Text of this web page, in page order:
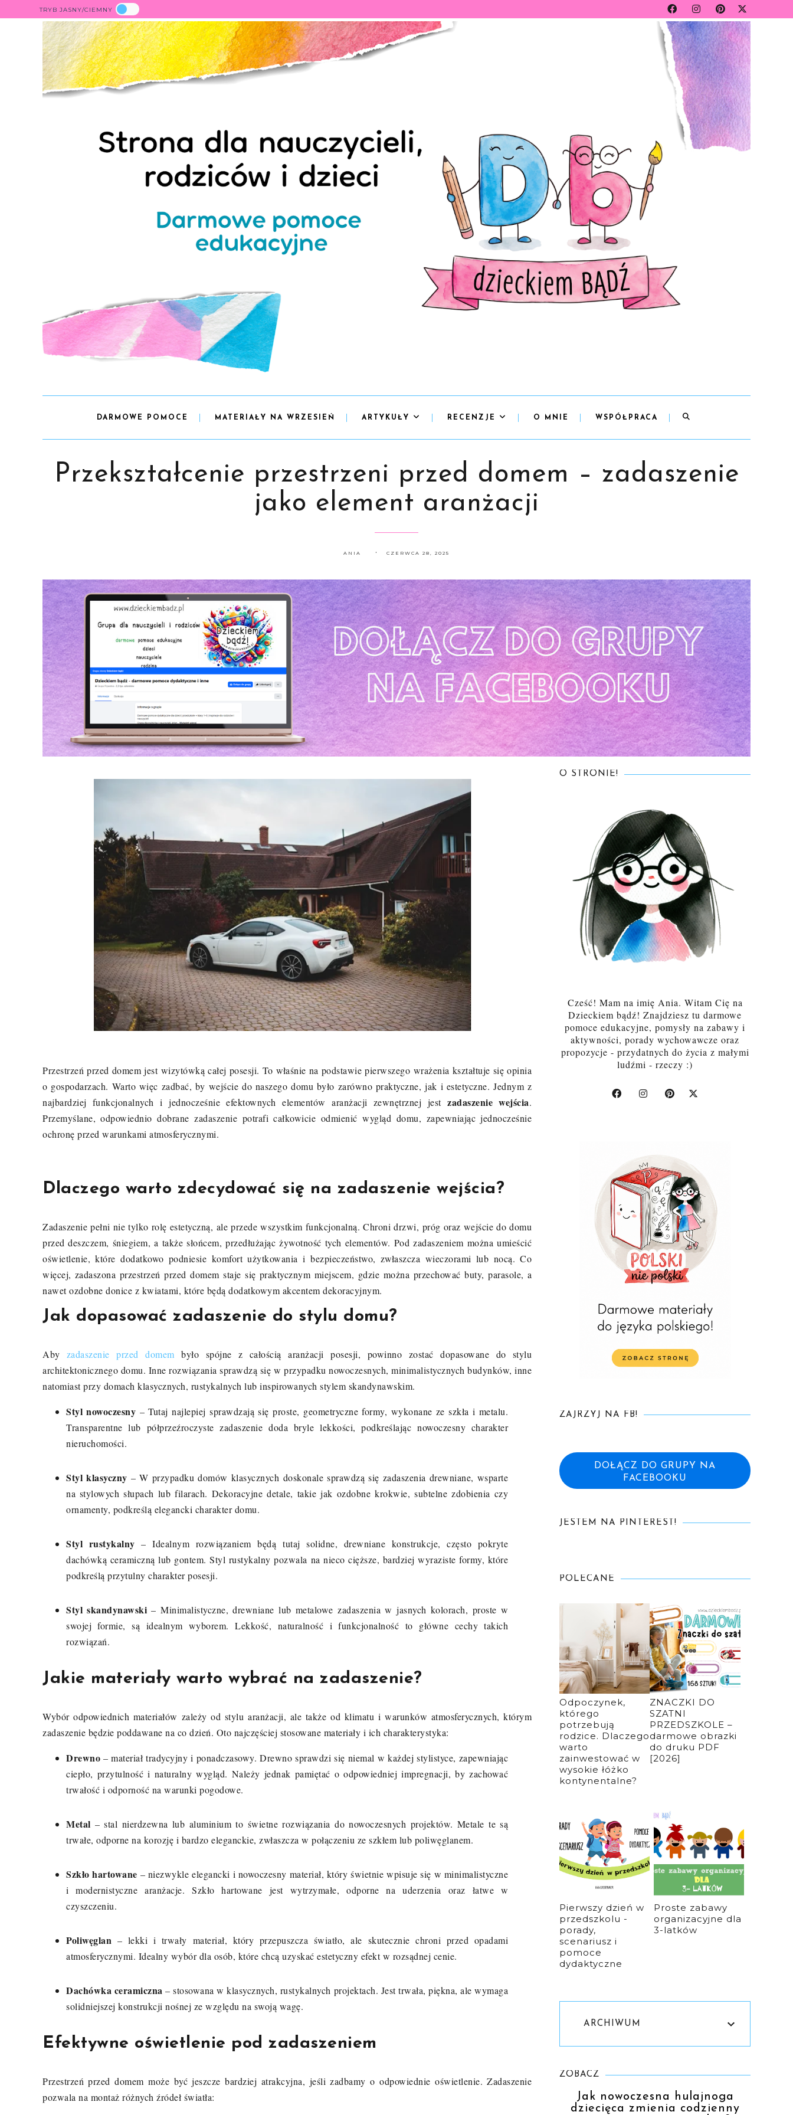
TRYB JASNY/CIEMNY
DARMOWE POMOCE MATERIAŁY NA WRZESIEŃ ARTYKUŁY RECENZJE O MNIE WSPÓŁPRACA
Przekształcenie przestrzeni przed domem – zadaszenie
jako element aranżacji
ANIA CZERWCA 28, 2025
Przestrzeń przed domem jest wizytówką całej posesji. To właśnie na podstawie pierwszego wrażenia kształtuje się opinia
o gospodarzach. Warto więc zadbać, by wejście do naszego domu było zarówno praktyczne, jak i estetyczne. Jednym z
najbardziej funkcjonalnych i jednocześnie efektownych elementów aranżacji zewnętrznej jestzadaszenie wejścia.
Przemyślane, odpowiednio dobrane zadaszenie potrafi całkowicie odmienić wygląd domu, zapewniając jednocześnie
ochronę przed warunkami atmosferycznymi.
Dlaczego warto zdecydować się na zadaszenie wejścia?
Zadaszenie pełni nie tylko rolę estetyczną, ale przede wszystkim funkcjonalną. Chroni drzwi, próg oraz wejście do domu
przed deszczem, śniegiem, a także słońcem, przedłużając żywotność tych elementów. Pod zadaszeniem można umieścić
oświetlenie, które dodatkowo podniesie komfort użytkowania i bezpieczeństwo, zwłaszcza wieczorami lub nocą. Co
więcej, zadaszona przestrzeń przed domem staje się praktycznym miejscem, gdzie można przechować buty, parasole, a
nawet ozdobne donice z kwiatami, które będą dodatkowym akcentem dekoracyjnym.
Jak dopasować zadaszenie do stylu domu?
Aby zadaszenie przed domem było spójne z całością aranżacji posesji, powinno zostać dopasowane do stylu
architektonicznego domu. Inne rozwiązania sprawdzą się w przypadku nowoczesnych, minimalistycznych budynków, inne
natomiast przy domach klasycznych, rustykalnych lub inspirowanych stylem skandynawskim.
Styl nowoczesny – Tutaj najlepiej sprawdzają się proste, geometryczne formy, wykonane ze szkła i metalu.
Transparentne lub półprzeźroczyste zadaszenie doda bryle lekkości, podkreślając nowoczesny charakter
nieruchomości.
Styl klasyczny – W przypadku domów klasycznych doskonale sprawdzą się zadaszenia drewniane, wsparte
na stylowych słupach lub filarach. Dekoracyjne detale, takie jak ozdobne krokwie, subtelne zdobienia czy
ornamenty, podkreślą elegancki charakter domu.
Styl rustykalny – Idealnym rozwiązaniem będą tutaj solidne, drewniane konstrukcje, często pokryte
dachówką ceramiczną lub gontem. Styl rustykalny pozwala na nieco cięższe, bardziej wyraziste formy, które
podkreślą przytulny charakter posesji.
Styl skandynawski – Minimalistyczne, drewniane lub metalowe zadaszenia w jasnych kolorach, proste w
swojej formie, są idealnym wyborem. Lekkość, naturalność i funkcjonalność to główne cechy takich
rozwiązań.
Jakie materiały warto wybrać na zadaszenie?
Wybór odpowiednich materiałów zależy od stylu aranżacji, ale także od klimatu i warunków atmosferycznych, którym
zadaszenie będzie poddawane na co dzień. Oto najczęściej stosowane materiały i ich charakterystyka:
Drewno – materiał tradycyjny i ponadczasowy. Drewno sprawdzi się niemal w każdej stylistyce, zapewniając
ciepło, przytulność i naturalny wygląd. Należy jednak pamiętać o odpowiedniej impregnacji, by zachować
trwałość i odporność na warunki pogodowe.
Metal – stal nierdzewna lub aluminium to świetne rozwiązania do nowoczesnych projektów. Metale te są
trwałe, odporne na korozję i bardzo eleganckie, zwłaszcza w połączeniu ze szkłem lub poliwęglanem.
Szkło hartowane – niezwykle elegancki i nowoczesny materiał, który świetnie wpisuje się w minimalistyczne
i modernistyczne aranżacje. Szkło hartowane jest wytrzymałe, odporne na uderzenia oraz łatwe w
czyszczeniu.
Poliwęglan – lekki i trwały materiał, który przepuszcza światło, ale skutecznie chroni przed opadami
atmosferycznymi. Idealny wybór dla osób, które chcą uzyskać estetyczny efekt w rozsądnej cenie.
Dachówka ceramiczna – stosowana w klasycznych, rustykalnych projektach. Jest trwała, piękna, ale wymaga
solidniejszej konstrukcji nośnej ze względu na swoją wagę.
Efektywne oświetlenie pod zadaszeniem
Przestrzeń przed domem może być jeszcze bardziej atrakcyjna, jeśli zadbamy o odpowiednie oświetlenie. Zadaszenie
pozwala na montaż różnych źródeł światła:
O STRONIE!
Cześć! Mam na imię Ania. Witam Cię na
Dzieckiem bądź! Znajdziesz tu darmowe
pomoce edukacyjne, pomysły na zabawy i
aktywności, porady wychowawcze oraz
propozycje - przydatnych do życia z małymi
ludźmi - rzeczy :)
ZAJRZYJ NA FB!
DOŁĄCZ DO GRUPY NA
FACEBOOKU
JESTEM NA PINTEREST!
POLECANE
Odpoczynek,
którego
potrzebują
rodzice. Dlaczego
warto
zainwestować w
wysokie łóżko
kontynentalne?
ZNACZKI DO
SZATNI
PRZEDSZKOLE –
darmowe obrazki
do druku PDF
[2026]
Pierwszy dzień w
przedszkolu -
porady,
scenariusz i
pomoce
dydaktyczne
Proste zabawy
organizacyjne dla
3-latków
ARCHIWUM
ZOBACZ
Jak nowoczesna hulajnoga
dziecięca zmienia codzienny